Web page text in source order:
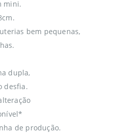
mini.
bem pequenas,
dupla,
desfia.
de produção.